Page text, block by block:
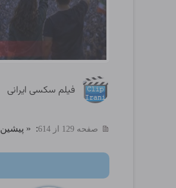
فیلم سکسی ایرانی
صفحه 129 از 614 : « پیشین